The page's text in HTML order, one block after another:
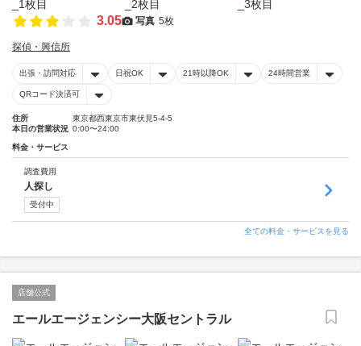
3.05 写真 5枚
探偵・興信所
出張・訪問対応 日祝OK 21時以降OK 24時間営業
QRコード決済可
住所
東京都西東京市東伏見5-4-5
本日の営業状況 0:00〜24:00
料金・サービス
調査費用
人探し
受付中
全ての料金・サービスを見る
店舗公式
エールエージェンシー大阪セントラル